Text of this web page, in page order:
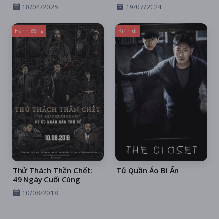
18/04/2025 19/07/2024
Hành động
Thử Thách Thần Chết:
49 Ngày Cuối Cùng
10/08/2018
Kinh dị
Tủ Quần Áo Bí Ẩn